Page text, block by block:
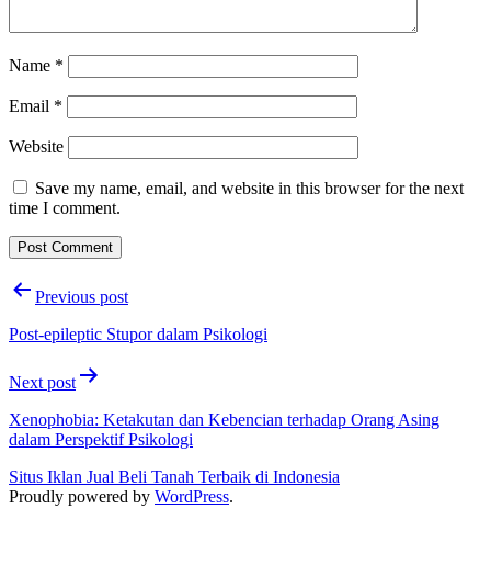
Name *
Email *
Website
Save my name, email, and website in this browser for the next
time I comment.
PostPrevious post
Post-epileptic Stupor dalam Psikologi
Next post
Xenophobia: Ketakutan dan Kebencian terhadap Orang Asing
dalam Perspektif Psikologi
Situs Iklan Jual Beli Tanah Terbaik di Indonesia
Proudly powered by WordPress.